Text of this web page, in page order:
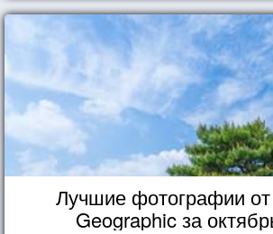
Лучшие фотографии
Geographic за